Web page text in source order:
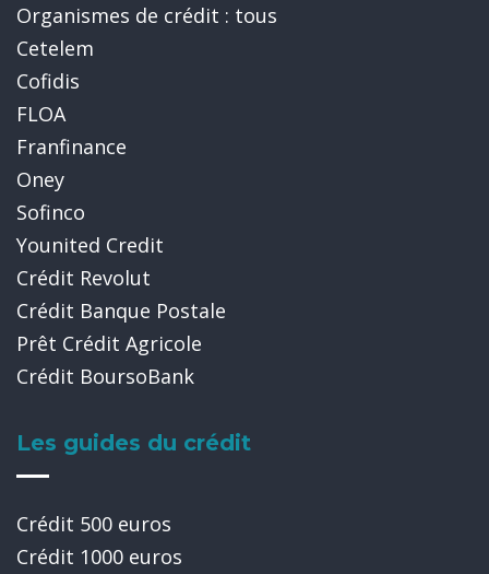
Organismes de crédit : tous
Cetelem
Cofidis
FLOA
Franfinance
Oney
Sofinco
Younited Credit
Crédit Revolut
Crédit Banque Postale
Prêt Crédit Agricole
Crédit BoursoBank
Les guides du crédit
Crédit 500 euros
Crédit 1000 euros